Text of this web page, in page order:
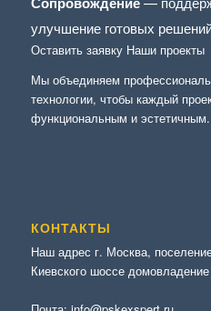
улучшение готовых
Оставить заявку Наши проекты
Мы объединяем
технологии, чтобы каждый
функциональным и эстетичным.
КОНТАКТЫ
Наш адрес г. Москва,
Киевского шоссе